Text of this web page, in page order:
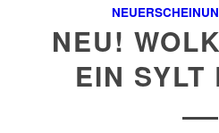
NEU!
EIN SYLT